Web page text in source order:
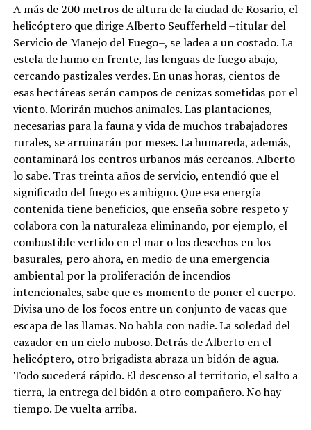
A más de 200 metros de altura de la ciudad de Rosario, el
helicóptero que dirige Alberto Seufferheld –titular del
Servicio de Manejo del Fuego–, se ladea a un costado. La
estela de humo en frente, las lenguas de fuego abajo,
cercando pastizales verdes. En unas horas, cientos de
esas hectáreas serán campos de cenizas sometidas por el
viento. Morirán muchos animales. Las plantaciones,
necesarias para la fauna y vida de muchos trabajadores
rurales, se arruinarán por meses. La humareda, además,
contaminará los centros urbanos más cercanos. Alberto
lo sabe. Tras treinta años de servicio, entendió que el
significado del fuego es ambiguo. Que esa energía
contenida tiene beneficios, que enseña sobre respeto y
colabora con la naturaleza eliminando, por ejemplo, el
combustible vertido en el mar o los desechos en los
basurales, pero ahora, en medio de una emergencia
ambiental por la proliferación de incendios
intencionales, sabe que es momento de poner el cuerpo.
Divisa uno de los focos entre un conjunto de vacas que
escapa de las llamas. No habla con nadie. La soledad del
cazador en un cielo nuboso. Detrás de Alberto en el
helicóptero, otro brigadista abraza un bidón de agua.
Todo sucederá rápido. El descenso al territorio, el salto a
tierra, la entrega del bidón a otro compañero. No hay
tiempo. De vuelta arriba.